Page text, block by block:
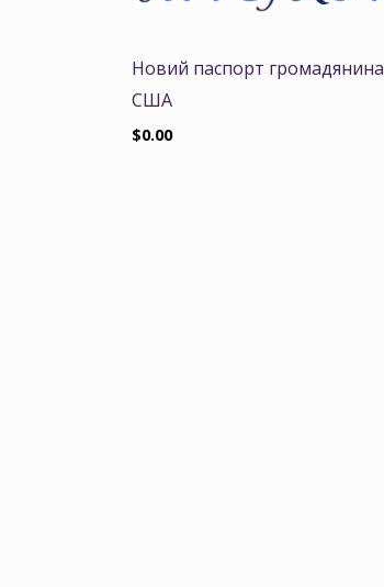
Новий паспорт громадянина
США
$0.00